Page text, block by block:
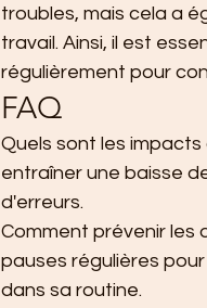
troubles, mais cela a
travail. Ainsi, il est
régulièrement pour
FAQ
Quels sont les
entraîner une baisse
d'erreurs.
Comment prévenir les
pauses régulières
dans sa routine.